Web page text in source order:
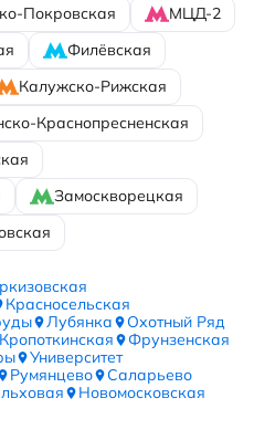
Покровская
МЦД-2
Филёвская
Калужско-Рижская
Краснопресненская
Замоскворецкая
Красносельская
Лубянка
Охотный Ряд
Кропоткинская
Фрунзенская
Университет
Румянцево
Саларьево
Новомосковская